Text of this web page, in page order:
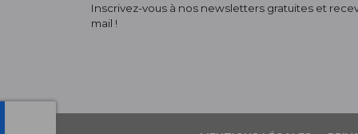
Inscrivez-vous à nos newsletters gratuites et
mail !